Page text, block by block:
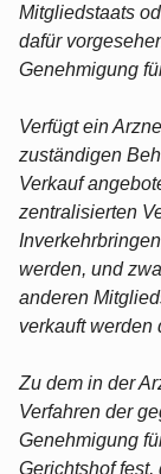
Mitgliedstaats
dafür
Genehmigung
Verfügt ein
zuständigen
Verkauf
zentralisierten
werden, und
anderen
verkauft werden
Zu dem in der
Verfahren der
Genehmigung
Gerichtshof